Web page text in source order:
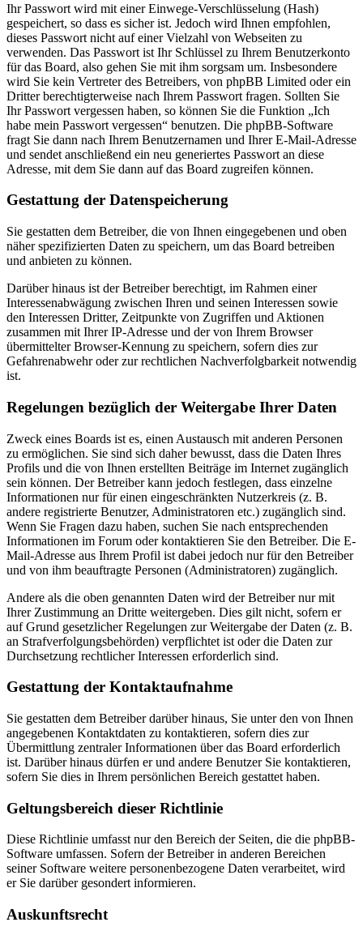
Ihr Passwort wird mit einer Einwege-Verschlüsselung (Hash)
gespeichert, so dass es sicher ist. Jedoch wird Ihnen empfohlen,
dieses Passwort nicht auf einer Vielzahl von Webseiten zu
verwenden. Das Passwort ist Ihr Schlüssel zu Ihrem Benutzerkonto
für das Board, also gehen Sie mit ihm sorgsam um. Insbesondere
wird Sie kein Vertreter des Betreibers, von phpBB Limited oder ein
Dritter berechtigterweise nach Ihrem Passwort fragen. Sollten Sie
Ihr Passwort vergessen haben, so können Sie die Funktion „Ich
habe mein Passwort vergessen“ benutzen. Die phpBB-Software
fragt Sie dann nach Ihrem Benutzernamen und Ihrer E-Mail-Adresse
und sendet anschließend ein neu generiertes Passwort an diese
Adresse, mit dem Sie dann auf das Board zugreifen können.
Gestattung der Datenspeicherung
Sie gestatten dem Betreiber, die von Ihnen eingegebenen und oben
näher spezifizierten Daten zu speichern, um das Board betreiben
und anbieten zu können.
Darüber hinaus ist der Betreiber berechtigt, im Rahmen einer
Interessenabwägung zwischen Ihren und seinen Interessen sowie
den Interessen Dritter, Zeitpunkte von Zugriffen und Aktionen
zusammen mit Ihrer IP-Adresse und der von Ihrem Browser
übermittelter Browser-Kennung zu speichern, sofern dies zur
Gefahrenabwehr oder zur rechtlichen Nachverfolgbarkeit notwendig
ist.
Regelungen bezüglich der Weitergabe Ihrer Daten
Zweck eines Boards ist es, einen Austausch mit anderen Personen
zu ermöglichen. Sie sind sich daher bewusst, dass die Daten Ihres
Profils und die von Ihnen erstellten Beiträge im Internet zugänglich
sein können. Der Betreiber kann jedoch festlegen, dass einzelne
Informationen nur für einen eingeschränkten Nutzerkreis (z. B.
andere registrierte Benutzer, Administratoren etc.) zugänglich sind.
Wenn Sie Fragen dazu haben, suchen Sie nach entsprechenden
Informationen im Forum oder kontaktieren Sie den Betreiber. Die E-
Mail-Adresse aus Ihrem Profil ist dabei jedoch nur für den Betreiber
und von ihm beauftragte Personen (Administratoren) zugänglich.
Andere als die oben genannten Daten wird der Betreiber nur mit
Ihrer Zustimmung an Dritte weitergeben. Dies gilt nicht, sofern er
auf Grund gesetzlicher Regelungen zur Weitergabe der Daten (z. B.
an Strafverfolgungsbehörden) verpflichtet ist oder die Daten zur
Durchsetzung rechtlicher Interessen erforderlich sind.
Gestattung der Kontaktaufnahme
Sie gestatten dem Betreiber darüber hinaus, Sie unter den von Ihnen
angegebenen Kontaktdaten zu kontaktieren, sofern dies zur
Übermittlung zentraler Informationen über das Board erforderlich
ist. Darüber hinaus dürfen er und andere Benutzer Sie kontaktieren,
sofern Sie dies in Ihrem persönlichen Bereich gestattet haben.
Geltungsbereich dieser Richtlinie
Diese Richtlinie umfasst nur den Bereich der Seiten, die die phpBB-
Software umfassen. Sofern der Betreiber in anderen Bereichen
seiner Software weitere personenbezogene Daten verarbeitet, wird
er Sie darüber gesondert informieren.
Auskunftsrecht